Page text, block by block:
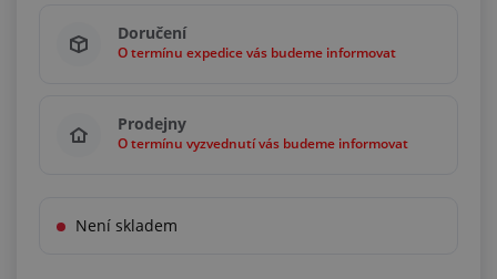
100,00 m
Násobky 100,00 m
Doručení
O termínu expedice vás budeme informovat
Prodejny
O termínu vyzvednutí vás budeme informovat
Není skladem